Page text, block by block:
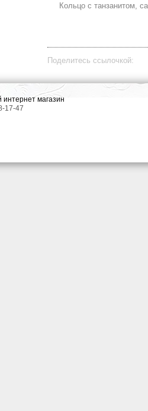
Кольцо с танзанитом,
Поделитесь ссылочкой:
магазин
17-47